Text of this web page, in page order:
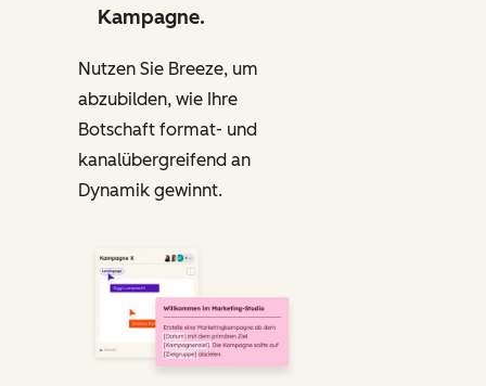
Kampagne.
Nutzen Sie Breeze, um
abzubilden, wie Ihre
Botschaft format- und
kanalübergreifend an
Dynamik gewinnt.